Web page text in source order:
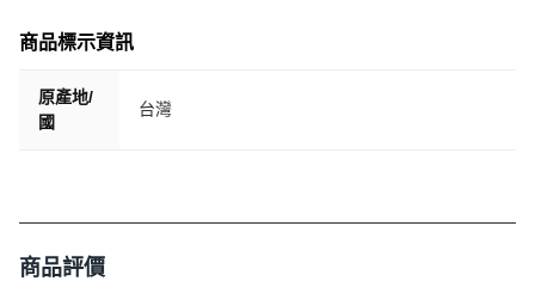
商品標示資訊
原產地/
國
台灣
商品評價